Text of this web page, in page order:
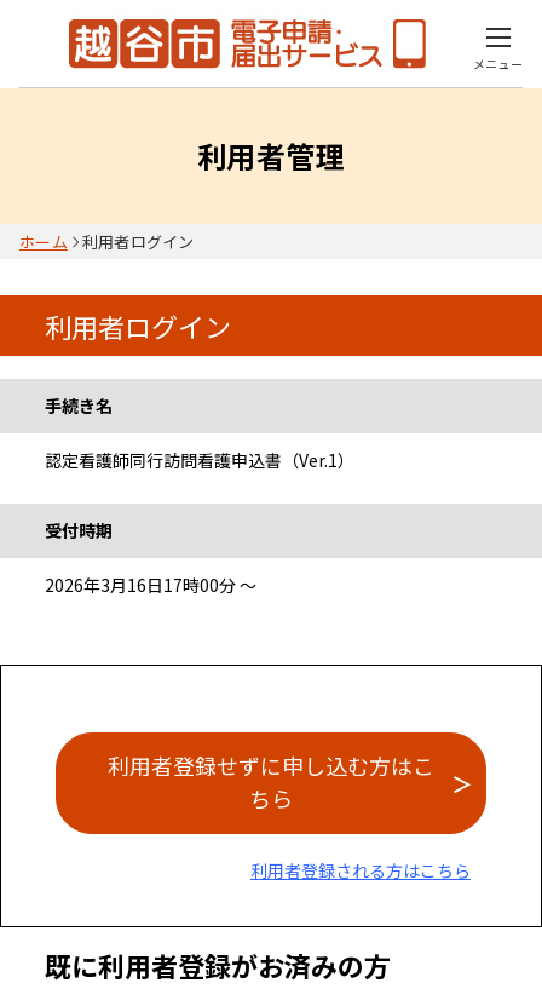
メニュー
利用者管理
ホーム 利用者ログイン
利用者ログイン
手続き名
認定看護師同行訪問看護申込書（Ver.1）
受付時期
2026年3月16日17時00分 ～
利用者登録せずに申し込む方はこ
ちら
利用者登録される方はこちら
既に利用者登録がお済みの方